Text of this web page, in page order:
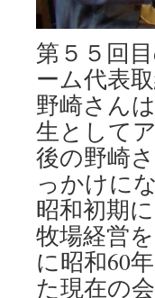
第５５回
ーム代表
野崎さん
生として
後の野崎
っかけに
昭和初期
牧場経営
に昭和60
た現在の